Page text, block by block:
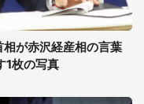
相が赤沢経産相の言葉
1枚の写真